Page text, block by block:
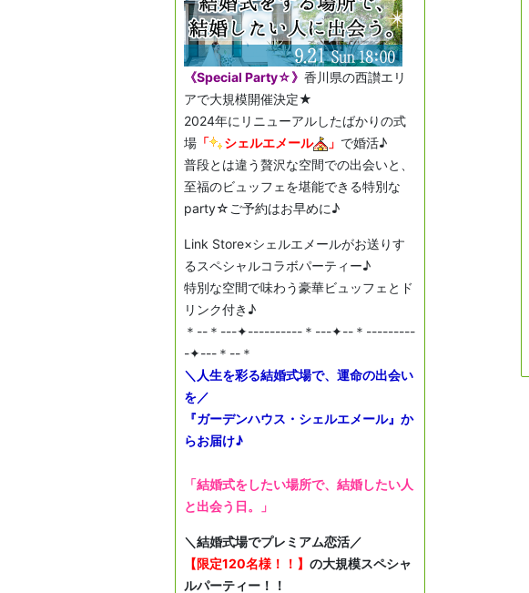
《Special Party☆》 香川県の西讃エリ
アで大規模開催決定★
2024年にリニューアルしたばかりの式
場 「 シェルエメール 」 で婚活♪
普段とは違う贅沢な空間での出会いと、
至福のビュッフェを堪能できる特別な
party☆ご予約はお早めに♪
Link Store×シェルエメールがお送りす
るスペシャルコラボパーティー♪
特別な空間で味わう豪華ビュッフェとド
リンク付き♪
＊--＊---✦----------＊---✦--＊---------
-✦---＊--＊
＼人生を彩る結婚式場で、運命の出会い
を／
『ガーデンハウス・シェルエメール』か
らお届け♪
「結婚式をしたい場所で、結婚したい人
と出会う日。」
＼結婚式場でプレミアム恋活／
【限定120名様！！】 の大規模スペシャ
ルパーティー！！